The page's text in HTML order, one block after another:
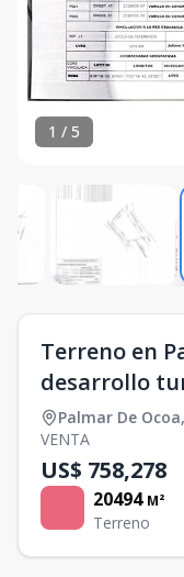
1 / 5
Terreno en
desarrollo
Palmar De Ocoa,
VENTA
US$ 758,278
20494 M²
Terreno